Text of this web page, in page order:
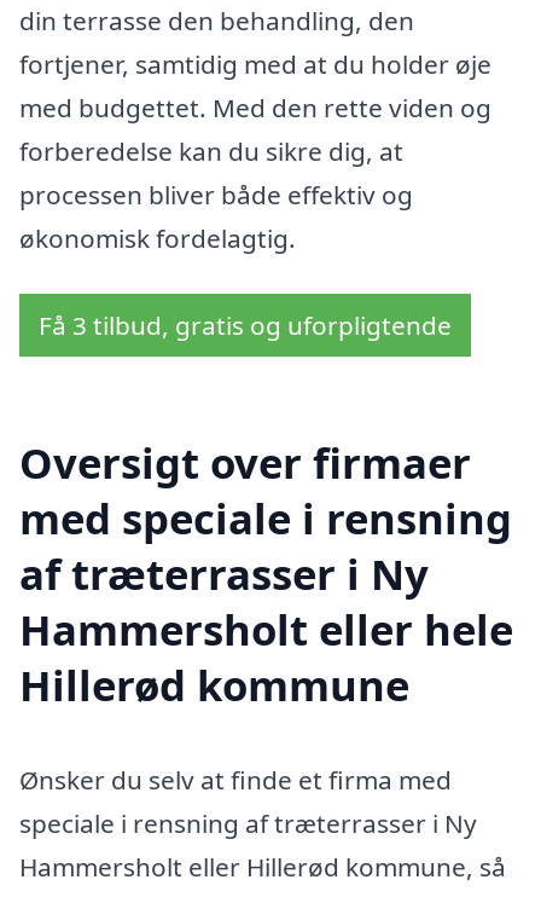
din terrasse den behandling, den
fortjener, samtidig med at du holder øje
med budgettet. Med den rette viden og
forberedelse kan du sikre dig, at
processen bliver både effektiv og
økonomisk fordelagtig.
Få 3 tilbud, gratis og uforpligtende
Oversigt over firmaer
med speciale i rensning
af træterrasser i Ny
Hammersholt eller hele
Hillerød kommune
Ønsker du selv at finde et firma med
speciale i rensning af træterrasser i Ny
Hammersholt eller Hillerød kommune, så